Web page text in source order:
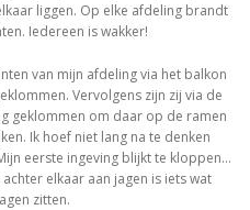
liggen. Op elke afdeling brandt
Iedereen is wakker!
van mijn afdeling via het balkon
Vervolgens zijn zij via de
geklommen om daar op de ramen
Ik hoef niet lang na te denken
eerste ingeving blijkt te kloppen…
achter elkaar aan jagen is iets wat
zitten.